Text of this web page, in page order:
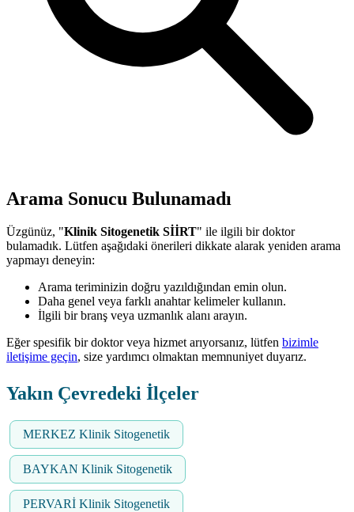
Arama Sonucu Bulunamadı
Üzgünüz, "Klinik Sitogenetik SİİRT" ile ilgili bir doktor
bulamadık. Lütfen aşağıdaki önerileri dikkate alarak yeniden arama
yapmayı deneyin:
Arama teriminizin doğru yazıldığından emin olun.
Daha genel veya farklı anahtar kelimeler kullanın.
İlgili bir branş veya uzmanlık alanı arayın.
Eğer spesifik bir doktor veya hizmet arıyorsanız, lütfen bizimle
iletişime geçin, size yardımcı olmaktan memnuniyet duyarız.
Yakın Çevredeki İlçeler
MERKEZ Klinik Sitogenetik
BAYKAN Klinik Sitogenetik
PERVARİ Klinik Sitogenetik